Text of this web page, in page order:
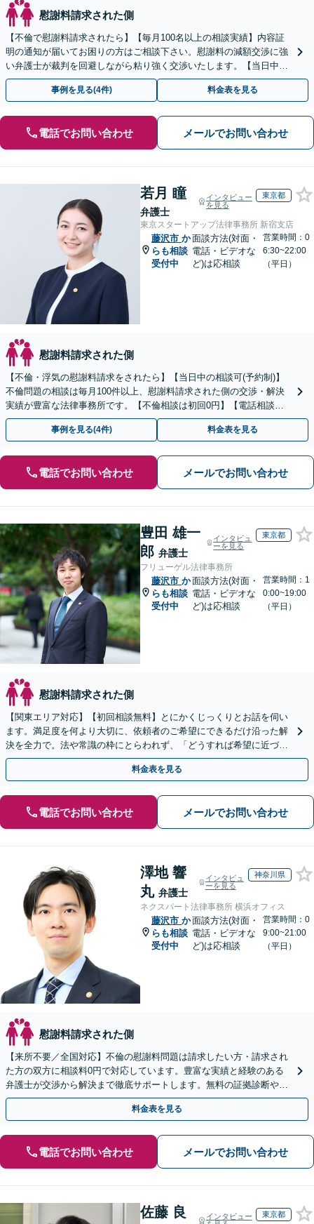
慰謝料請求された側
【不倫で慰謝料請求されたら】【毎月100名以上の相談実績】内容証
明の通知が届いてお困りの方はご相談下さい。慰謝料の減額交渉に強
い弁護士が裁判を回避しながら粘り強く交渉いたします。【当日中の
相談可(予約制)】【全国対応】
事例を見る(4件) 料金表を見る
電話でお問い合わせ メールでお問い合わせ
若月 瞳
弁護士
インタビュー
を見る
東京都
東京スタートアップ法律事務所 新宿支店
藤沢市 か
らも相談
受付中
面談方法(対面・
電話・ビデオな
ど)は応相談
営業時間：0
6:30~22:00
（平日）
慰謝料請求された側
【不倫・浮気の慰謝料請求をされたら】【当日中の相談可(予約制)】
不倫問題の相談は毎月100件以上、慰謝料請求された側の交渉・解決
実績が豊富な法律事務所です。【不倫相談は初回0円】【電話相談で
ご契約まで対応可/来所不要】
事例を見る(4件) 料金表を見る
電話でお問い合わせ メールでお問い合わせ
豊田 雄一
郎 弁護士
インタビュ
ーを見る
東京都
フリューゲル法律事務所
藤沢市 か
らも相談
受付中
面談方法(対面・
電話・ビデオな
ど)は応相談
営業時間：1
0:00~19:00
（平日）
慰謝料請求された側
【関東エリア対応】【初回相談無料】とにかくじっくりとお話を伺い
ます。満足度を何より大切に、依頼者のご希望にできるだけ沿った解
決を全力で。法や常識の枠にとらわれず、「どうすれば希望に近づけ
られるか」を優先します。【WEB面談可】
料金表を見る
電話でお問い合わせ メールでお問い合わせ
澤地 響
丸 弁護士
インタビュ
ーを見る
神奈川県
ネクスパート法律事務所 横浜オフィス
藤沢市 か
らも相談
受付中
面談方法(対面・
電話・ビデオな
ど)は応相談
営業時間：0
9:00~21:00
（平日）
慰謝料請求された側
【来所不要／全国対応】不倫の慰謝料問題は請求したい方・請求され
た方の双方に相談料0円で対応しています。豊富な実績と経験のある
弁護士が交渉から解決まで徹底サポートします。無料の証拠診断や着
手金の返還保証もありますので安心してご相談ください。
料金表を見る
電話でお問い合わせ メールでお問い合わせ
佐藤 良
インタビュー
東京都